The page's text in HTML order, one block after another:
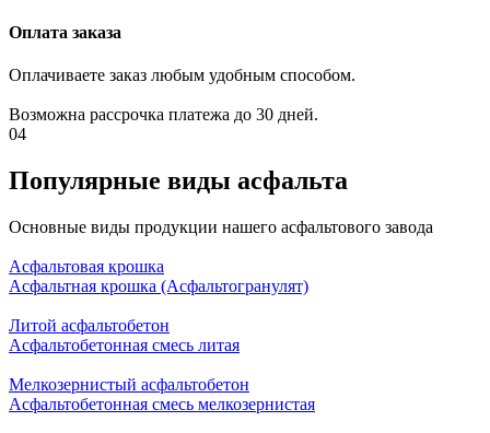
Оплата заказа
Оплачиваете заказ любым удобным способом.
Возможна рассрочка платежа до 30 дней.
04
Популярные виды асфальта
Основные виды продукции нашего асфальтового завода
Асфальтовая крошка
Асфальтная крошка (Асфальтогранулят)
Литой асфальтобетон
Асфальтобетонная смесь литая
Мелкозернистый асфальтобетон
Асфальтобетонная смесь мелкозернистая